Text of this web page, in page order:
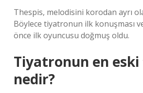
Thespis, melodisini korodan ayrı
Böylece tiyatronun ilk konuşması
önce ilk oyuncusu doğmuş oldu.
Tiyatronun en
nedir?